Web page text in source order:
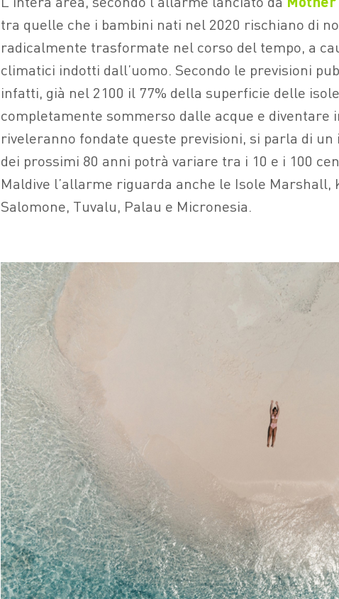
tra quelle che i bambini nati nel 2020 rischiano di
radicalmente trasformate nel corso del tempo, a
climatici indotti dall’uomo. Secondo le previsioni
infatti, già nel 2100 il 77% della superficie delle
completamente sommerso dalle acque e diventare
riveleranno fondate queste previsioni, si parla di un
dei prossimi 80 anni potrà variare tra i 10 e i 100
Maldive l’allarme riguarda anche le Isole Marshall,
Salomone, Tuvalu, Palau e Micronesia.